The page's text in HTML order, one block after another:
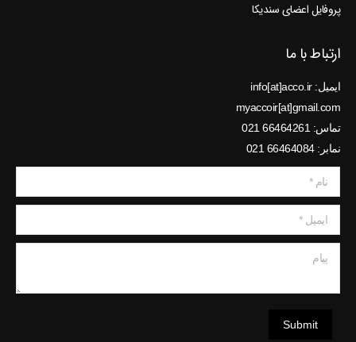
پروفایل اعضای سندیکا
ارتباط با ما
ایمیل: info[at]acco.ir
myaccoir[at]gmail.com
تماس: 66464261 021
نمابر: 66464084 021
نام *
ایمیل *
Submit